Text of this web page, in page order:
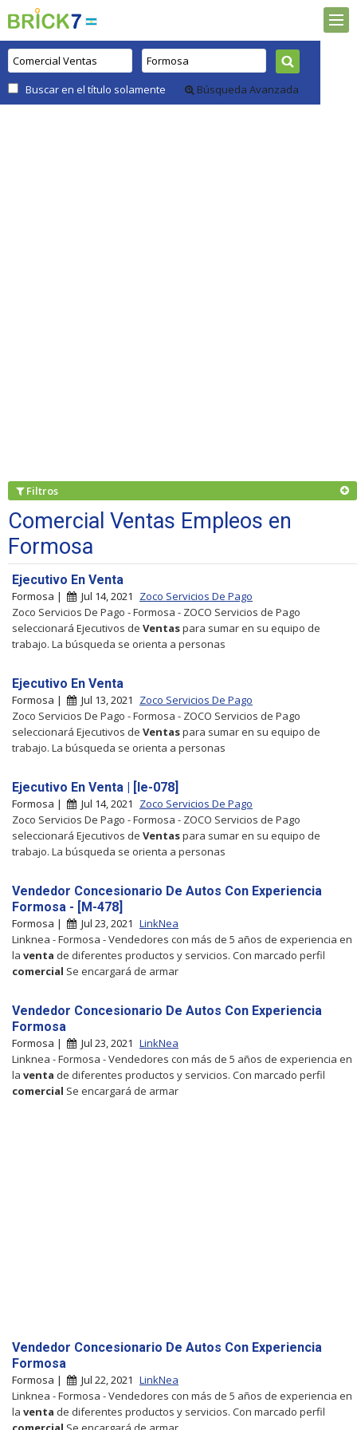
Buscar en el título solamente Búsqueda Avanzada
Filtros
Comercial Ventas Empleos en
Formosa
Ejecutivo En Venta
Formosa | Jul 14, 2021
Zoco Servicios De Pago
Zoco Servicios De Pago - Formosa - ZOCO Servicios de Pago
seleccionará Ejecutivos de Ventaspara sumar en su equipo de
trabajo. La búsqueda se orienta a personas
Ejecutivo En Venta
Formosa | Jul 13, 2021
Zoco Servicios De Pago
Zoco Servicios De Pago - Formosa - ZOCO Servicios de Pago
seleccionará Ejecutivos de Ventaspara sumar en su equipo de
trabajo. La búsqueda se orienta a personas
Ejecutivo En Venta | [Ie-078]
Formosa | Jul 14, 2021
Zoco Servicios De Pago
Zoco Servicios De Pago - Formosa - ZOCO Servicios de Pago
seleccionará Ejecutivos de Ventaspara sumar en su equipo de
trabajo. La búsqueda se orienta a personas
Vendedor Concesionario De Autos Con Experiencia
Formosa - [M-478]
Formosa | Jul 23, 2021 LinkNea
Linknea - Formosa - Vendedores con más de 5 años de experiencia en
la venta de diferentes productos y servicios. Con marcado perfil
comercial Se encargará de armar
Vendedor Concesionario De Autos Con Experiencia
Formosa
Formosa | Jul 23, 2021 LinkNea
Linknea - Formosa - Vendedores con más de 5 años de experiencia en
la venta de diferentes productos y servicios. Con marcado perfil
comercial Se encargará de armar
Vendedor Concesionario De Autos Con Experiencia
Formosa
Formosa | Jul 22, 2021 LinkNea
Linknea - Formosa - Vendedores con más de 5 años de experiencia en
la venta de diferentes productos y servicios. Con marcado perfil